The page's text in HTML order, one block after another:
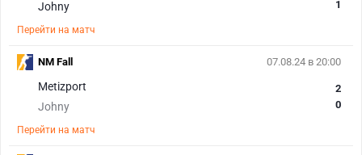
Johny
1
Перейти на матч
07.08.24 в 20:00
Metizport
Johny
2
0
Перейти на матч
NM Fall